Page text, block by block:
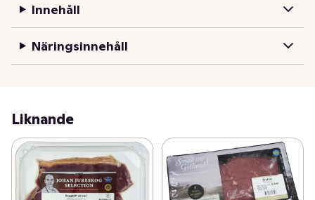
Innehåll
Näringsinnehåll
Liknande